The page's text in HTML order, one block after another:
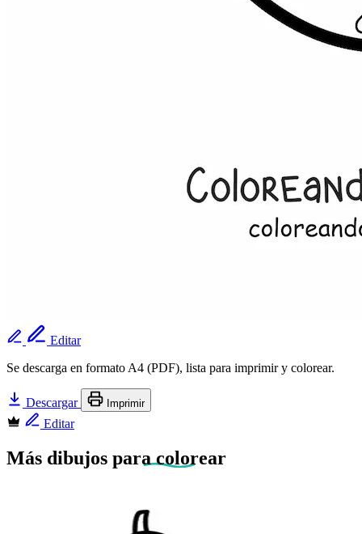
Editar
Se descarga en formato A4 (PDF), lista para imprimir y colorear.
Descargar Imprimir
Editar
Más dibujos para colorear